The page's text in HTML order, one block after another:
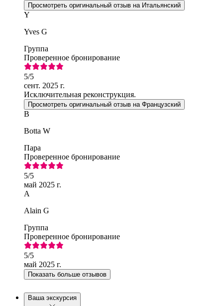
Просмотреть оригинальный отзыв на Итальянский
Y
Yves G
Группа
Проверенное бронирование
5/5
сент. 2025 г.
Исключительная реконструкция.
Просмотреть оригинальный отзыв на Французский
B
Botta W
Пара
Проверенное бронирование
5/5
май 2025 г.
A
Alain G
Группа
Проверенное бронирование
5/5
май 2025 г.
Показать больше отзывов
Ваша экскурсия